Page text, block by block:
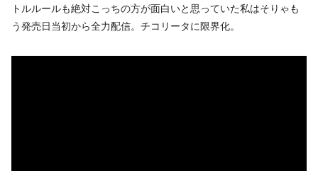
トルルールも絶対こっちの方が面白いと思っていた私はそりゃも
う発売日当初から全力配信。チコリータに限界化。